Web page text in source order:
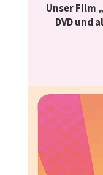
Unser Film
DVD und